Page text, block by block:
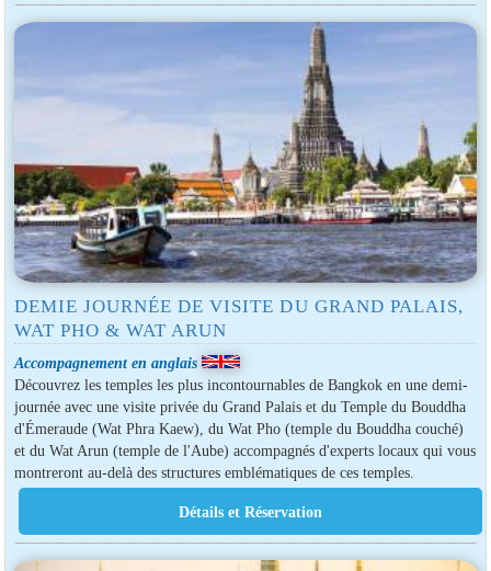
DEMIE JOURNÉE DE VISITE DU GRAND PALAIS,
WAT PHO & WAT ARUN
Accompagnement en anglais
Découvrez les temples les plus incontournables de Bangkok en une demi-
journée avec une visite privée du Grand Palais et du Temple du Bouddha
d'Émeraude (Wat Phra Kaew), du Wat Pho (temple du Bouddha couché)
et du Wat Arun (temple de l'Aube) accompagnés d'experts locaux qui vous
montreront au-delà des structures emblématiques de ces temples.